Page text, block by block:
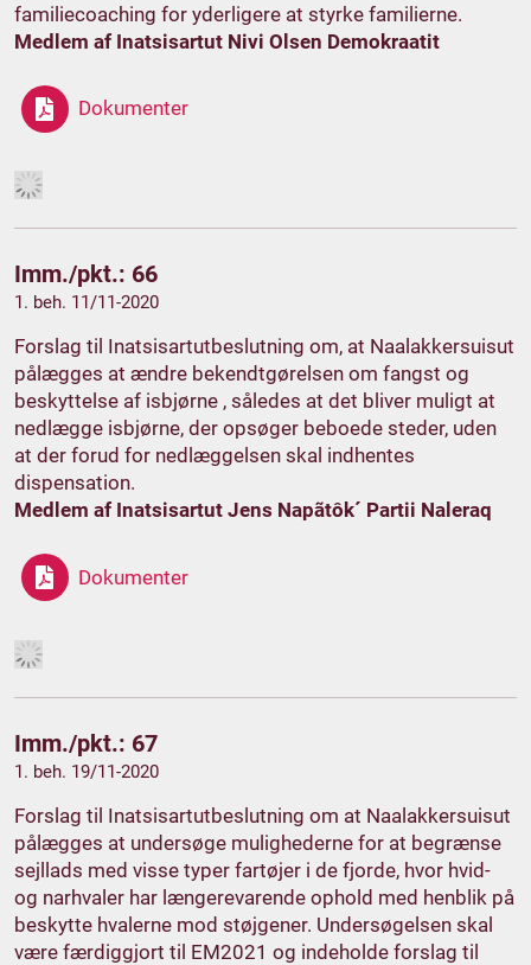
familiecoaching for yderligere at styrke familierne.
Medlem af Inatsisartut Nivi Olsen Demokraatit
Dokumenter
Imm./pkt.: 66
1. beh. 11/11-2020
Forslag til Inatsisartutbeslutning om, at Naalakkersuisut
pålægges at ændre bekendtgørelsen om fangst og
beskyttelse af isbjørne , således at det bliver muligt at
nedlægge isbjørne, der opsøger beboede steder, uden
at der forud for nedlæggelsen skal indhentes
dispensation.
Medlem af Inatsisartut Jens Napãtôk´ Partii Naleraq
Dokumenter
Imm./pkt.: 67
1. beh. 19/11-2020
Forslag til Inatsisartutbeslutning om at Naalakkersuisut
pålægges at undersøge mulighederne for at begrænse
sejllads med visse typer fartøjer i de fjorde, hvor hvid-
og narhvaler har længerevarende ophold med henblik på
beskytte hvalerne mod støjgener. Undersøgelsen skal
være færdiggjort til EM2021 og indeholde forslag til